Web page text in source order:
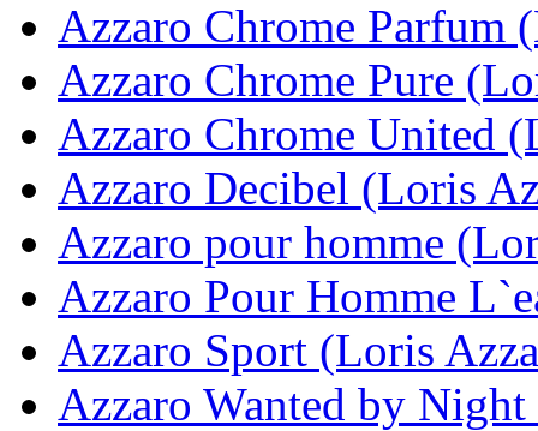
Azzaro Chrome Parfum
Azzaro Chrome Pure
Azzaro Chrome United
Azzaro Decibel (Loris
Azzaro pour homme
Azzaro Pour Homme
Azzaro Sport (Loris
Azzaro Wanted by